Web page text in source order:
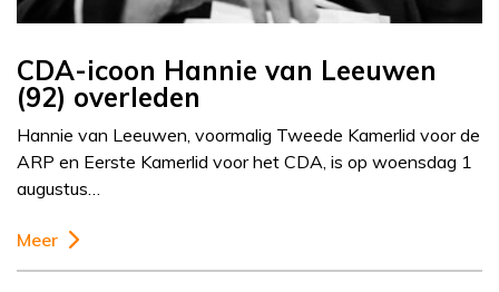
CDA-icoon Hannie van Leeuwen
(92) overleden
Hannie van Leeuwen, voormalig Tweede Kamerlid voor de
ARP en Eerste Kamerlid voor het CDA, is op woensdag 1
augustus…
Meer